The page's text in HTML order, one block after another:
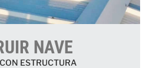
NAVE
ESTRUCTURA